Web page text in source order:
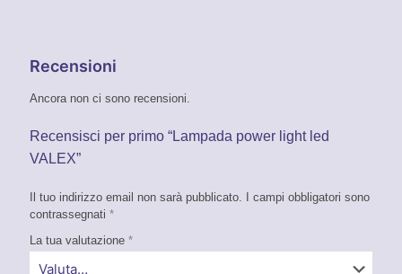
Recensioni
Ancora non ci sono recensioni.
Recensisci per primo “Lampada power light led
VALEX”
Il tuo indirizzo email non sarà pubblicato.
I campi obbligatori sono
contrassegnati *
La tua valutazione *